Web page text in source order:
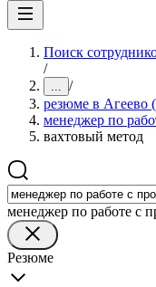
Поиск
/
... /
резюме в Агеево
менеджер по
вахтовый метод
менеджер по работе с
Резюме